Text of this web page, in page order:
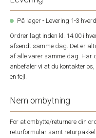
På lager - Levering 1-3
Ordrer lagt inden kl. 14.00 i
afsendt samme dag. Det er
af alle varer samme dag. Har
anbefaler vi at du kontakter
en fejl.
Nem ombytning
For at ombytte/returnere din
returformular samt